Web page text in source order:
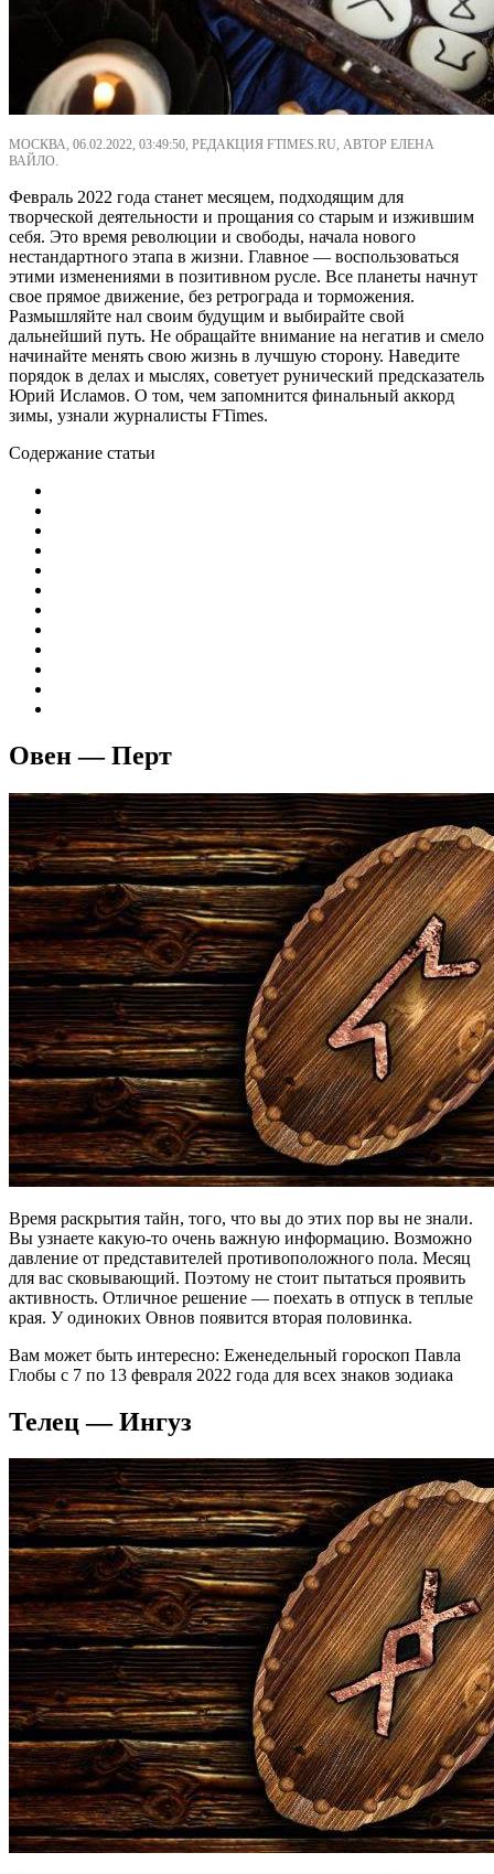
МОСКВА, 06.02.2022, 03:49:50, РЕДАКЦИЯ FTIMES.RU, АВТОР ЕЛЕНА
ВАЙЛО.
Февраль 2022 года станет месяцем, подходящим для
творческой деятельности и прощания со старым и изжившим
себя. Это время революции и свободы, начала нового
нестандартного этапа в жизни. Главное — воспользоваться
этими изменениями в позитивном русле. Все планеты начнут
свое прямое движение, без ретрограда и торможения.
Размышляйте нал своим будущим и выбирайте свой
дальнейший путь. Не обращайте внимание на негатив и смело
начинайте менять свою жизнь в лучшую сторону. Наведите
порядок в делах и мыслях, советует рунический предсказатель
Юрий Исламов. О том, чем запомнится финальный аккорд
зимы, узнали журналисты FTimes.
Содержание статьи
Овен — Перт
Время раскрытия тайн, того, что вы до этих пор вы не знали.
Вы узнаете какую-то очень важную информацию. Возможно
давление от представителей противоположного пола. Месяц
для вас сковывающий. Поэтому не стоит пытаться проявить
активность. Отличное решение — поехать в отпуск в теплые
края. У одиноких Овнов появится вторая половинка.
Вам может быть интересно: Еженедельный гороскоп Павла
Глобы с 7 по 13 февраля 2022 года для всех знаков зодиака
Телец — Ингуз